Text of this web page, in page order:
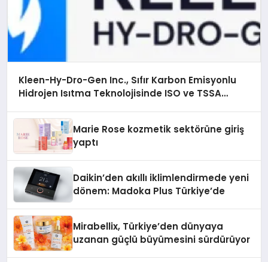
Kleen-Hy-Dro-Gen Inc., Sıfır Karbon Emisyonlu
Hidrojen Isıtma Teknolojisinde ISO ve TSSA
Marie Rose kozmetik sektörüne giriş
yaptı
Daikin’den akıllı iklimlendirmede yeni
dönem: Madoka Plus Türkiye’de
Mirabellix, Türkiye’den dünyaya
uzanan güçlü büyümesini sürdürüyor